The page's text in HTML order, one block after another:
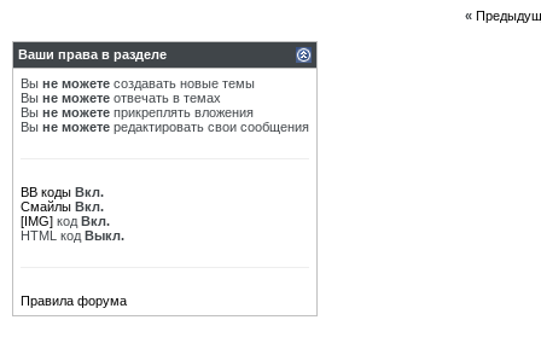
«
Ваши права в разделе
Вы не можете создавать новые темы
Вы не можете отвечать в темах
Вы не можете прикреплять вложения
Вы не можете редактировать свои сообщения
BB коды Вкл.
Смайлы Вкл.
[IMG] код Вкл.
HTML код Выкл.
Правила форума